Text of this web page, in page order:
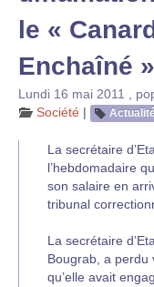
le «
Enchaîné »
Lundi 16 mai 2011
Société |
La secrétaire
l’hebdomadaire
son salaire en
tribunal
La secrétaire
Bougrab, a perdu
qu’elle avait